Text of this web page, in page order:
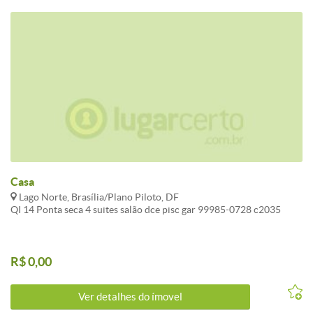
financiamento e muitos mais, imóveis exclusivos, sua compra com
mais segurança. ACONTECE IMOBILIÁRIA CRECI-DF: 4996
Casa
Lago Norte, Brasília/Plano Piloto, DF
QI 14 Ponta seca 4 suites salão dce pisc gar 99985-0728 c2035
R$ 0,00
Ver detalhes do ímovel